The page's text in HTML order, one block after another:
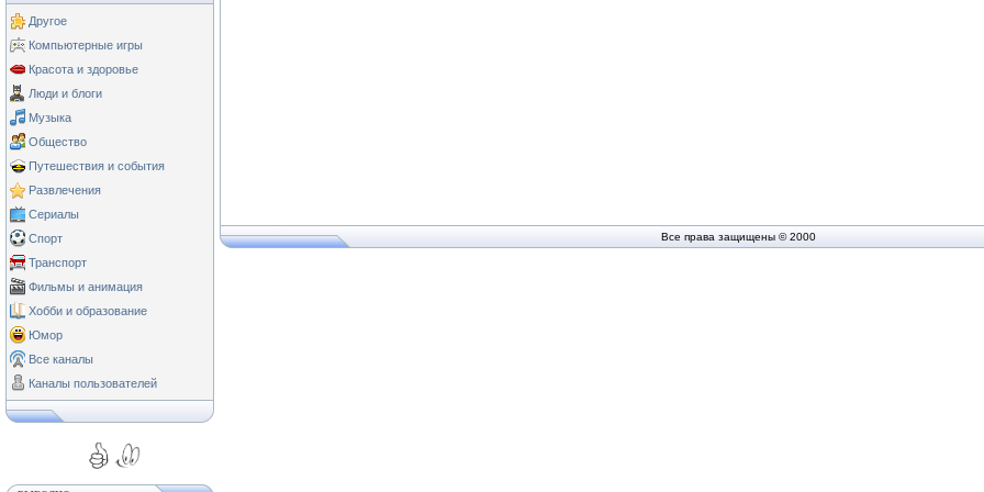
Другое
Компьютерные игры
Красота и здоровье
Люди и блоги
Музыка
Общество
Путешествия и события
Развлечения
Сериалы
Спорт
Транспорт
Фильмы и анимация
Хобби и образование
Юмор
Все каналы
Каналы пользователей
Все права защищены © 2000